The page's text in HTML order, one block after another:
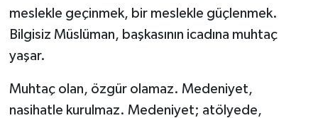
meslekle geçinmek, bir meslekle güçlenmek.
Bilgisiz Müslüman, başkasının icadına muhtaç
yaşar.
Muhtaç olan, özgür olamaz. Medeniyet,
nasihatle kurulmaz. Medeniyet; atölyede,